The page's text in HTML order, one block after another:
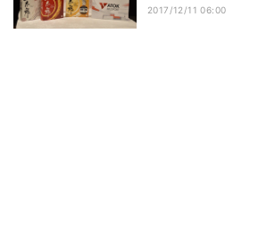
2017/12/11 06:00